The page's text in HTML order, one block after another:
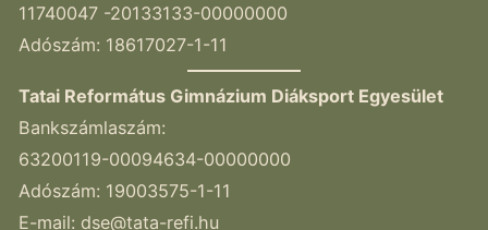
11740047 -20133133-00000000
Adószám: 18617027-1-11
Tatai Református Gimnázium Diáksport Egyesület
Bankszámlaszám:
63200119-00094634-00000000
Adószám: 19003575-1-11
E-mail: dse@tata-refi.hu